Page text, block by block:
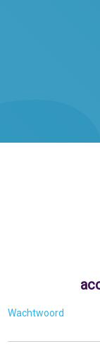
Wachtwoord